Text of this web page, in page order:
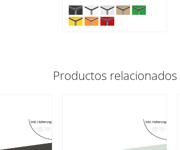
Productos relacionados